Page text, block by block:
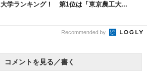
大学ランキング！ 第1位は「東京農工大...
Recommended by
コメントを見る／書く